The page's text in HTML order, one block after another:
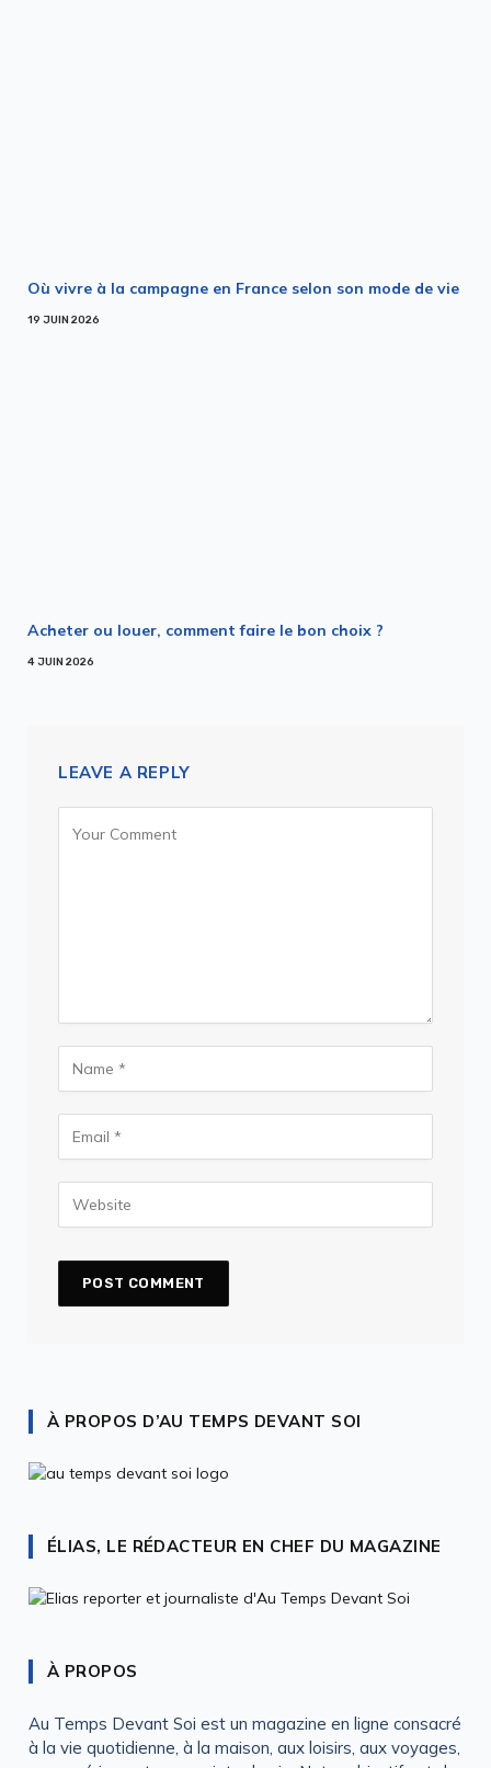
Où vivre à la campagne en France selon son mode de vie
19 JUIN 2026
Acheter ou louer, comment faire le bon choix ?
4 JUIN 2026
LEAVE A REPLY
À PROPOS D’AU TEMPS DEVANT SOI
ÉLIAS, LE RÉDACTEUR EN CHEF DU MAGAZINE
À PROPOS
Au Temps Devant Soi est un magazine en ligne consacré
à la vie quotidienne, à la maison, aux loisirs, aux voyages,